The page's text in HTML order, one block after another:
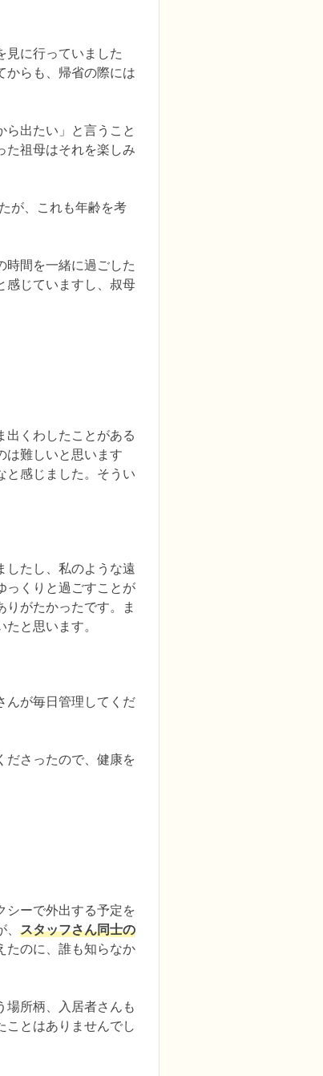
見に行っていました
からも、帰省の際には
出たい」と言うこと
た祖母はそれを楽しみ
が、これも年齢を考
時間を一緒に過ごした
感じていますし、叔母
出くわしたことがある
は難しいと思います
と感じました。そうい
したし、私のような遠
っくりと過ごすことが
がたかったです。ま
と思います。
んが毎日管理してくだ
ださったので、健康を
シーで外出する予定を
スタッフさん同士の
たのに、誰も知らなか
場所柄、入居者さんも
ことはありませんでし